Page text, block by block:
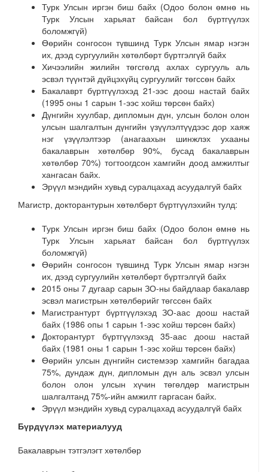
Турк Улсын иргэн биш байх (Одоо болон өмнө нь
Турк Улсын харьяат байсан бол бүртгүүлэх
боломжгүй)
Өөрийн сонгосон түвшинд Турк Улсын ямар нэгэн
их‚ дээд сургуулийн хөтөлбөрт бүртгэлгүй байх
Хичээлийн жилийн төгсгөлд ахлах сургууль аль
эсвэл түүнтэй дүйцэхүйц сургуулийг төгссөн байх
Бакалаврт бүртгүүлэхэд 21-ээс доош настай байх
(1995 оны 1 сарын 1-ээс хойш төрсөн байх)
Дүнгийн хуулбар, дипломын дүн, улсын болон олон
улсын шалгалтын дүнгийн үзүүлэлтүүдээс дор хаяж
нэг үзүүлэлтээр (анагаахын шинжлэх ухааны
бакалаврын хөтөлбөр 90%, бусад бакалаврын
хөтөлбөр 70%) тогтоогдсон хамгийн доод амжилтыг
хангасан байх.
Эрүүл мэндийн хувьд суралцахад асуудалгуй байх
Магистр, докторантурын хөтөлбөрт бүртгүүлэхийн тулд:
Турк Улсын иргэн биш байх (Одоо болон өмнө нь
Турк Улсын харьяат байсан бол бүртгүүлэх
боломжгүй)
Өөрийн сонгосон түвшинд Турк Улсын ямар нэгэн
их‚ дээд сургуулийн хөтөлбөрт бүртгэлгүй байх
2015 оны 7 дугаар сарын ЗО-ны байдлаар бакалавр
эсвэл магистрын хөтөлбөрийг төгссөн байх
Магистрантурт бүртгүүлэхэд ЗО-аас доош настай
байх (1986 опы 1 сарын 1-ээс хойш төрсөн байх)
Докторантурт бүртгүүлэхэд 35-аас доош настай
байх (1981 оны 1 сарын 1-ээс хойш төрсөн байх)
Өөрийн улсын дүнгийн системээр хамгийн багадаа
75%, дундаж дүн‚ дипломын дүн аль эсвэл улсын
болон олон улсын хүчин төгөлдөр магистрын
шалгалтанд 75%-ийн амжилт гаргасан байх.
Эрүүл мэндийн хувьд суралцахад асуудалгүй байх
Бүрдүүлэх материалууд
Бакалаврын тэтгэлэгт хөтөлбөр